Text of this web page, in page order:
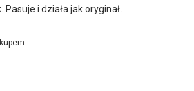
i działa jak oryginał.